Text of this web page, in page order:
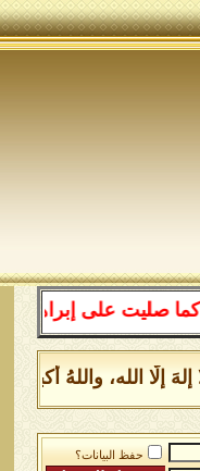
إبراهيم وعلى آل
إلَّا الله، واللهُ أكبر
حفظ البيانات؟